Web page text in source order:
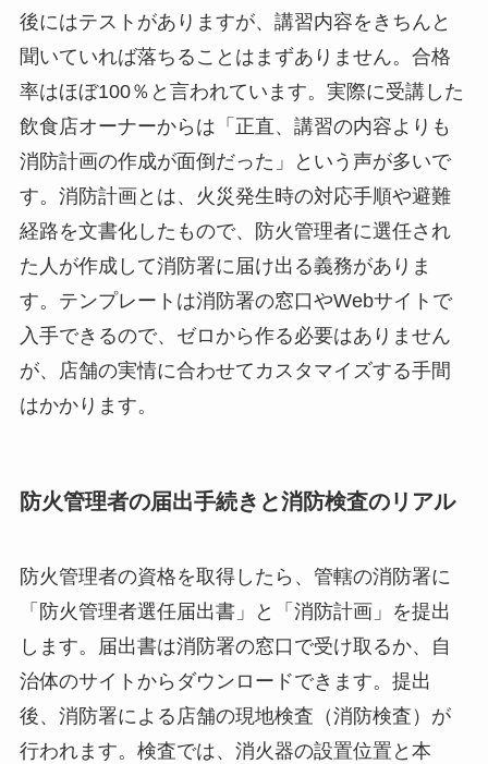
後にはテストがありますが、講習内容をきちんと
聞いていれば落ちることはまずありません。合格
率はほぼ100％と言われています。実際に受講した
飲食店オーナーからは「正直、講習の内容よりも
消防計画の作成が面倒だった」という声が多いで
す。消防計画とは、火災発生時の対応手順や避難
経路を文書化したもので、防火管理者に選任され
た人が作成して消防署に届け出る義務がありま
す。テンプレートは消防署の窓口やWebサイトで
入手できるので、ゼロから作る必要はありません
が、店舗の実情に合わせてカスタマイズする手間
はかかります。
防火管理者の届出手続きと消防検査のリアル
防火管理者の資格を取得したら、管轄の消防署に
「防火管理者選任届出書」と「消防計画」を提出
します。届出書は消防署の窓口で受け取るか、自
治体のサイトからダウンロードできます。提出
後、消防署による店舗の現地検査（消防検査）が
行われます。検査では、消火器の設置位置と本